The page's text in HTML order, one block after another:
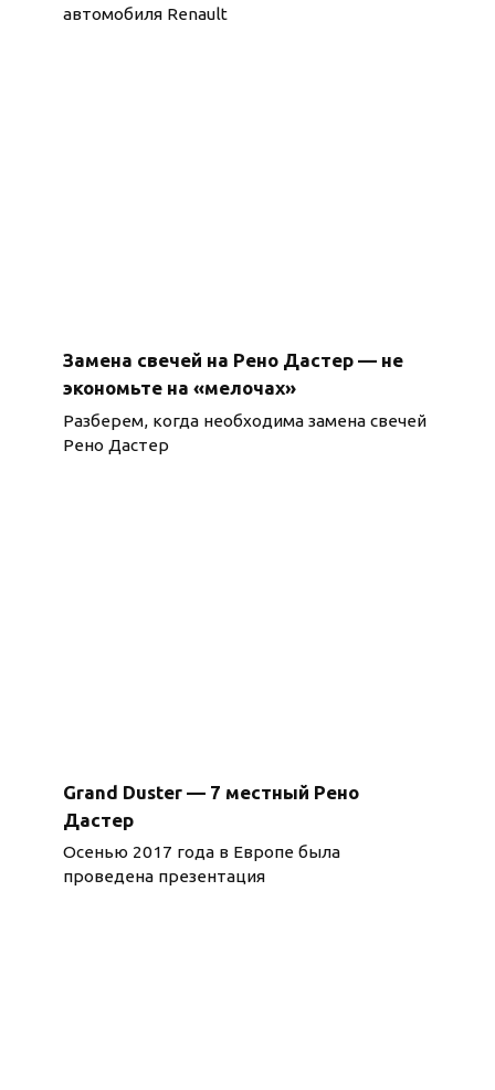
автомобиля Renault
Замена свечей на Рено Дастер — не
экономьте на «мелочах»
Разберем, когда необходима замена свечей
Рено Дастер
Grand Duster — 7 местный Рено
Дастер
Осенью 2017 года в Европе была
проведена презентация